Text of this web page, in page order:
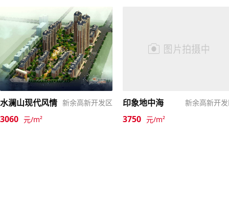
水澜山现代风情 新余高新开发区
3060 元/m²
印象地中海 新余高新开
3750 元/m²